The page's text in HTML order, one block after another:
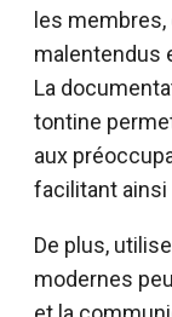
les membres,
malentendus
La
tontine
aux
facilitant ainsi
De plus,
modernes